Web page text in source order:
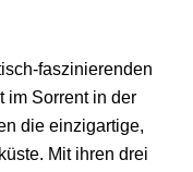
faszinierenden
im Sorrent in der
die einzigartige,
Mit ihren drei